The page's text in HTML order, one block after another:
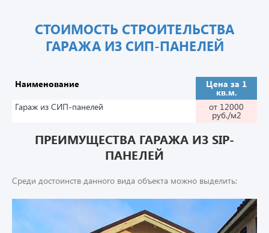
СТОИМОСТЬ СТРОИТЕЛЬСТВА
ГАРАЖА ИЗ СИП-ПАНЕЛЕЙ
Наименование Цена за 1
кв.м.
Гараж из СИП-панелей
от 12000
руб./м2
ПРЕИМУЩЕСТВА ГАРАЖА ИЗ SIP-
ПАНЕЛЕЙ
Среди достоинств данного вида объекта можно выделить: